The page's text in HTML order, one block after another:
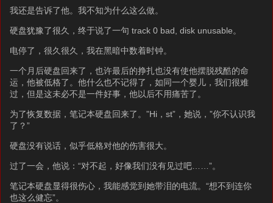
我还是告诉了他。我不知为什么这么做。
硬盘犹豫了很久，终于说了一句 track 0 bad, disk unusable。
电停了，很久很久，我在黑暗中数着时钟。
一个月后硬盘回来了，也许最后的挣扎也没有使他摆脱残酷的命
运，他被低格了。他什么也不记得了，如同一个婴儿，我们很难
过，但是这未必不是一件好事，他以后不用痛苦了。
为了恢复数据，笔记本硬盘回来了。”Hi，st”，她说，”你不认识我
了？”
硬盘没有说话，似乎低格对他的伤害很大。
过了一会，他说：“对不起，好像我们没有见过吧……”。
笔记本硬盘显得很伤心，我能感觉到她带泪的电流。“想不到连你
也这么健忘”。